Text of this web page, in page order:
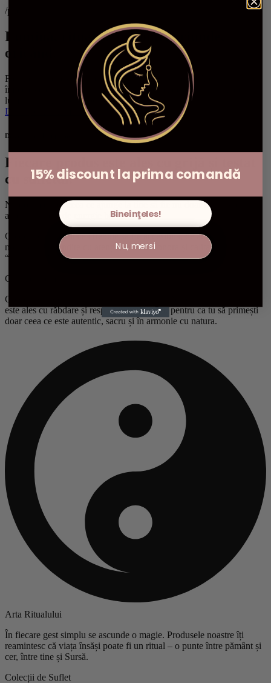
/pachet
Lumină, ritual și armonie, oriunde,
oricând.
Fiecare obiect este ales cu grijă și testat cu sufletul. Aici, dorința se
împletește cu energia sacră, iar fiecare clipă devine un ritual de
lumină și manifestare pentru sufletul tău.
Descoperă mai mult
De ce să ne alegi pe noi
Fiecare produs este ales cu grijă și testat
cu sufletul.
Ne dorim ca tot ceea ce ajunge la tine să fie nu doar frumos, ci și
autentic și plin de energie bună.
Credem că sacralitatea trebuie să fie accesibilă, de aceea prețurile
noastre sunt gândite cu atenție, pentru a onora și calitatea, și
“buzunarul” tău.
Calitate Premium
Credem că adevărata valoare stă în detalii. De aceea, fiecare produs
este ales cu răbdare și respect pentru suflet, pentru ca tu să primești
doar ceea ce este autentic, sacru și în armonie cu natura.
Arta Ritualului
În fiecare gest simplu se ascunde o magie. Produsele noastre îți
reamintesc că viața însăși poate fi un ritual – o punte între pământ și
cer, între tine și Sursă.
Colecții de Suflet
15% discount la prima comandă
Bineînţeles!
Nu, mersi